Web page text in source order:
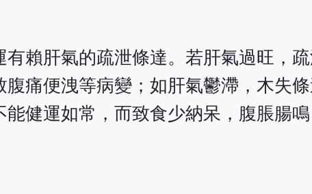
賴肝氣的疏泄條達。若肝氣過旺，
痛便洩等病變；如肝氣鬱滯，木失
健運如常，而致食少納呆，腹脹腸鳴